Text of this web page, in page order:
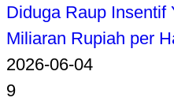
Diduga Raup Insentif
Miliaran Rupiah per
2026-06-04
9